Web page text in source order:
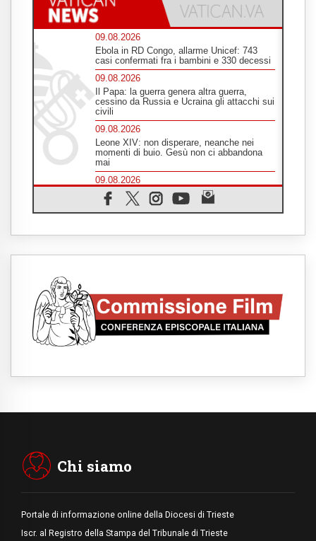
09.08.2026
Ebola in RD Congo, allarme Unicef: 743
casi confermati fra i bambini e 330 decessi
09.08.2026
Il Papa: la guerra genera altra guerra,
cessino da Russia e Ucraina gli attacchi sui
civili
09.08.2026
Leone XIV: non disperare, neanche nei
momenti di buio. Gesù non ci abbandona
mai
09.08.2026
Drammatica escalation del conflitto tra
Russia e Ucraina
Tra Tolkien e Leone, un convegno su
09.08.2026
Indonesia, un dollaro per la costruzione di
219 Chiese
Chi siamo
Portale di informazione online della Diocesi di Trieste
Iscr. al Registro della Stampa del Tribunale di Trieste